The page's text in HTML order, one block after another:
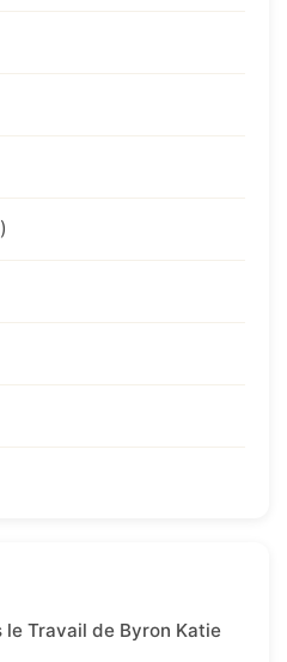
le Travail de Byron Katie